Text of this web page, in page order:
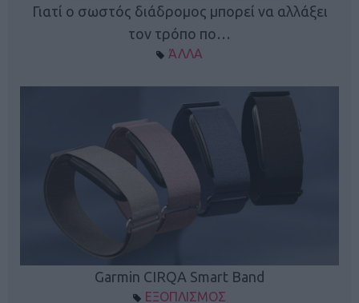
Γιατί ο σωστός διάδρομος μπορεί να αλλάξει
τον τρόπο πο…
ΆΛΛΑ
Garmin CIRQA Smart Band
ΕΞΟΠΛΙΣΜΟΣ